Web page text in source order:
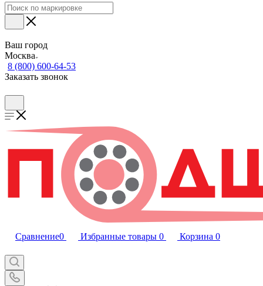
Ваш город
Москва
8 (800) 600-64-53
Заказать звонок
Сравнение0 Избранные товары 0 Корзина 0